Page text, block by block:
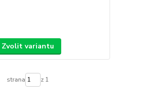
Zvolit variantu
strana z 1